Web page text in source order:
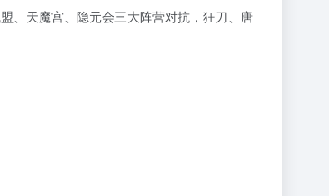
、天魔宫、隐元会三大阵营对抗，狂刀、唐